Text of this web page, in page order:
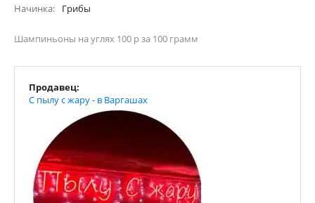
Начинка
Грибы
Шампиньоны на углях 100 р за 100 грамм
Продавец:
С пылу с жару - в Варгашах